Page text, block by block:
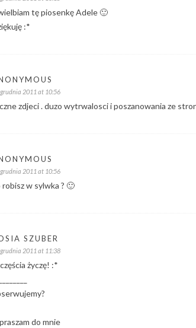
tę piosenkę Adele 🙂
:*
2011 at 10:56
zdjeci . duzo wytrwalosci i poszanowania ze
2011 at 10:56
robisz w sylwka ? 🙂
SZUBER
2011 at 11:38
życzę! :*
do mnie